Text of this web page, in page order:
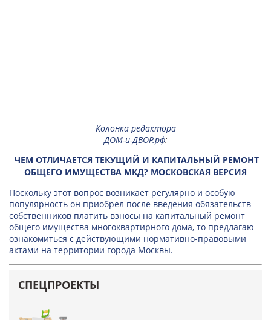
Колонка редактора
ДОМ-и-ДВОР.рф:
ЧЕМ ОТЛИЧАЕТСЯ ТЕКУЩИЙ И КАПИТАЛЬНЫЙ РЕМОНТ
ОБЩЕГО ИМУЩЕСТВА МКД? МОСКОВСКАЯ ВЕРСИЯ
Поскольку этот вопрос возникает регулярно и особую
популярность он приобрел после введения обязательств
собственников платить взносы на капитальный ремонт
общего имущества многоквартирного дома, то предлагаю
ознакомиться с действующими нормативно-правовыми
актами на территории города Москвы.
СПЕЦПРОЕКТЫ